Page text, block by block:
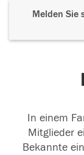
Melden Sie
In einem
Mitglieder
Bekannte